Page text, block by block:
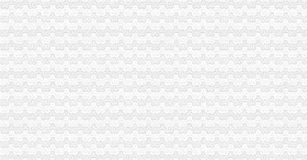
重庆澳新材料股份有限公司法律意见书_澳新材（）_公告
分类广告——凤凰房产北京
长力股份：2008年年度报告_股票频道_证券之星
今日滚动新闻_腾讯新闻中心
重庆公司注册_重庆注册公司_重庆代办注册公司_重庆代理公司注册-qd
大学城办税务登记证
钱江晚报
：百花村：国信证券股份有限公司与国开证券有限责任公司关
孝感槐荫论坛-槐荫城事-个体户没有税务登记证就不能办pos机吗？
【提供服务东莞莞城办理税务登记证要多少钱】价格_厂家_图片-Hc
开复印店需要什么样的设备？_开复印店聚合信息_开店之家